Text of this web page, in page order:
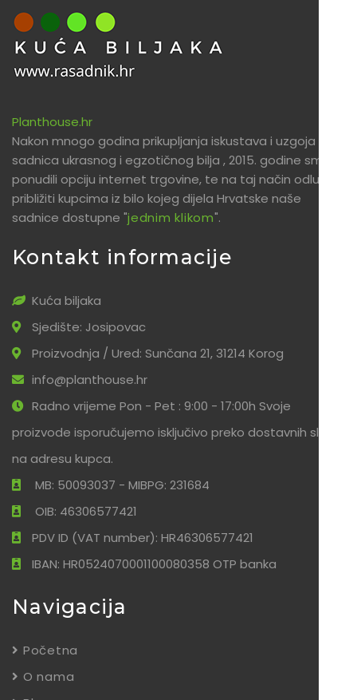
Planthouse.hr
Nakon mnogo godina prikupljanja iskustava i uzgoja
sadnica ukrasnog i egzotičnog bilja , 2015. godine smo
ponudili opciju internet trgovine, te na taj način odlučili
približiti kupcima iz bilo kojeg dijela Hrvatske naše
sadnice dostupne "jednim klikom".
Kontakt informacije
Kuća biljaka
Sjedište: Josipovac
Proizvodnja / Ured: Sunčana 21, 31214 Korog
info@planthouse.hr
Radno vrijeme Pon - Pet : 9:00 - 17:00h Svoje
proizvode isporučujemo isključivo preko dostavnih službi
na adresu kupca.
MB: 50093037 - MIBPG: 231684
OIB: 46306577421
PDV ID (VAT number): HR46306577421
IBAN: HR0524070001100080358 OTP banka
Navigacija
Početna
O nama